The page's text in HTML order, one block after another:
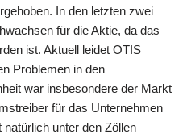
e
n
g
er
y
Li
n
k
n
In den letzten zwei
für die Aktie, da das
ist. Aktuell leidet OTIS
Problemen in den
war insbesondere der Markt
für das Unternehmen
unter den Zöllen